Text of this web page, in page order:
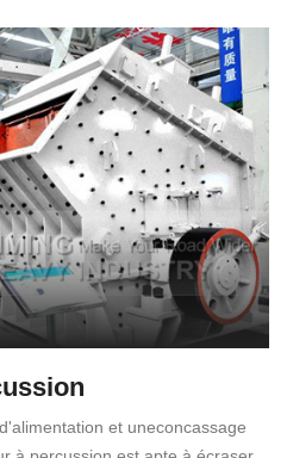
et uneconcassage